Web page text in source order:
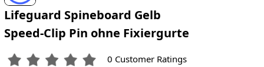
Lifeguard Spineboard Gelb
Speed-Clip Pin ohne Fixiergurte
0 Customer Ratings